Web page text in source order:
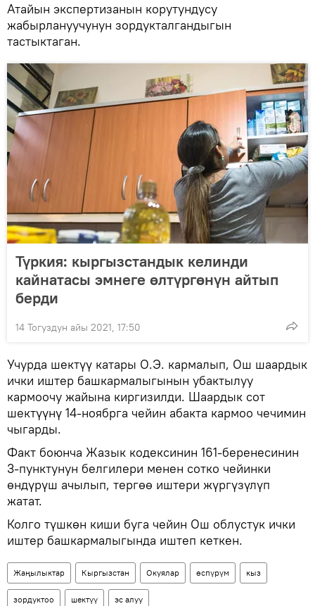
Атайын экспертизанын корутундусу
жабырлануучунун зордукталгандыгын
тастыктаган.
Түркия: кыргызстандык келинди
кайнатасы эмнеге өлтүргөнүн айтып
берди
14 Тогуздун айы 2021, 17:50
Учурда шектүү катары О.Э. кармалып, Ош шаардык
ички иштер башкармалыгынын убактылуу
кармоочу жайына киргизилди. Шаардык сот
шектүүнү 14-ноябрга чейин абакта кармоо чечимин
чыгарды.
Факт боюнча Жазык кодексинин 161-беренесинин
3-пунктунун белгилери менен сотко чейинки
өндүрүш ачылып, тергөө иштери жүргүзүлүп
жатат.
Колго түшкөн киши буга чейин Ош облустук ички
иштер башкармалыгында иштеп кеткен.
Жаңылыктар Кыргызстан Окуялар өспүрүм кыз
зордуктоо шектүү эс алуу